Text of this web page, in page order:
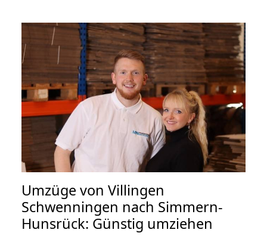
Umzüge von Villingen
Schwenningen nach Simmern-
Hunsrück: Günstig umziehen